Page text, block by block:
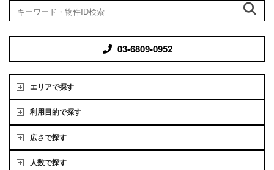
03-6809-0952
エリアで探す
利用目的で探す
広さで探す
人数で探す